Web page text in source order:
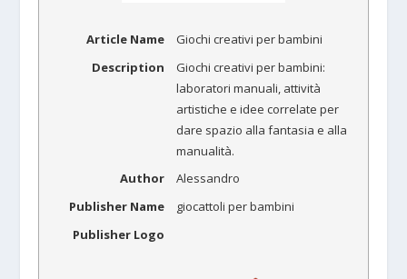
Article Name
Giochi creativi per bambini
Description
Giochi creativi per bambini:
laboratori manuali, attività
artistiche e idee correlate per
dare spazio alla fantasia e alla
manualità.
Author
Alessandro
Publisher Name
giocattoli per bambini
Publisher Logo